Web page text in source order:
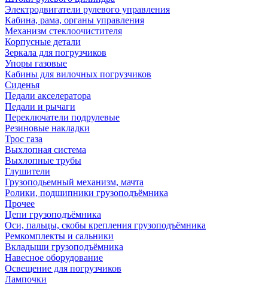
Электродвигатели рулевого управления
Кабина, рама, органы управления
Механизм стеклоочистителя
Корпусные детали
Зеркала для погрузчиков
Упоры газовые
Кабины для вилочных погрузчиков
Сиденья
Педали акселератора
Педали и рычаги
Переключатели подрулевые
Резиновые накладки
Трос газа
Выхлопная система
Выхлопные трубы
Глушители
Грузоподьемный механизм, мачта
Ролики, подшипники грузоподъёмника
Прочее
Цепи грузоподъёмника
Оси, пальцы, скобы крепления грузоподъёмника
Ремкомплекты и сальники
Вкладыши грузоподъёмника
Навесное оборудование
Освещение для погрузчиков
Лампочки